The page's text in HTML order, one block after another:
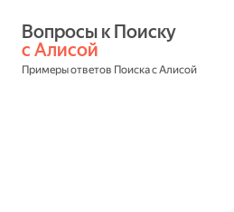
с Алисой
Примеры ответов Поиска с Алисой